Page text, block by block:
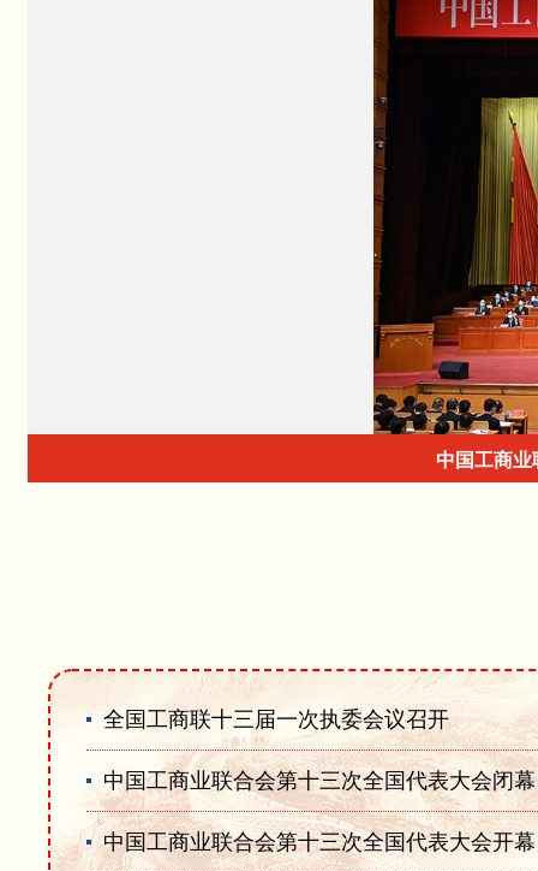
全国工商联十三届一次执委会议召开
中国工商业联合会第十三次全国代表大会闭
中国工商业联合会第十三次全国代表大会开